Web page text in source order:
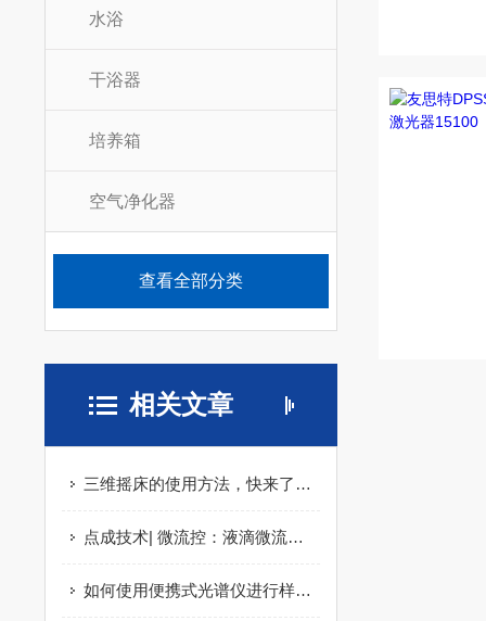
水浴
干浴器
培养箱
空气净化器
查看全部分类
相关文章
三维摇床的使用方法，快来了解一下吧！
点成技术| 微流控：液滴微流控应用说明
如何使用便携式光谱仪进行样品分析？